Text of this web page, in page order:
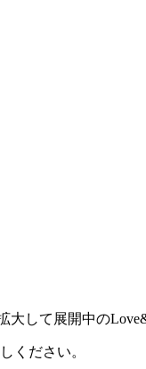
して展開中の
ください。